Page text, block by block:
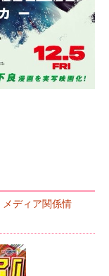
メディア関係情